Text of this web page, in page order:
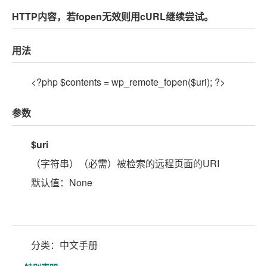
HTTP内容，若fopen无效则用cURL继续尝试。
用法
<?php $contents = wp_remote_fopen($uri); ?>
参数
$uri
（字符串）（必需）被检索的远程页面的URI
默认值：None
分类：中文手册